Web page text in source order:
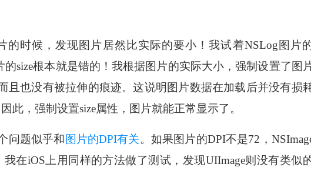
的时候，发现图片居然比实际的要小！我试着NSLog图片
的size根本就是错的！我根据图片的实际大小，强制设置了图
且也没有被拉伸的痕迹。这说明图片数据在加载后并没有损
此，强制设置size属性，图片就能正常显示了。
问题似乎和 图片的DPI有关。如果图片的DPI不是72，
在iOS上用同样的方法做了测试，发现UIImage则没有类似